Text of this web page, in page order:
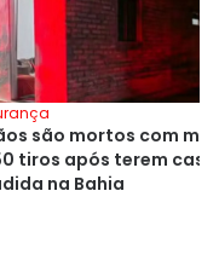
são mortos com
tiros após terem casa
na Bahia